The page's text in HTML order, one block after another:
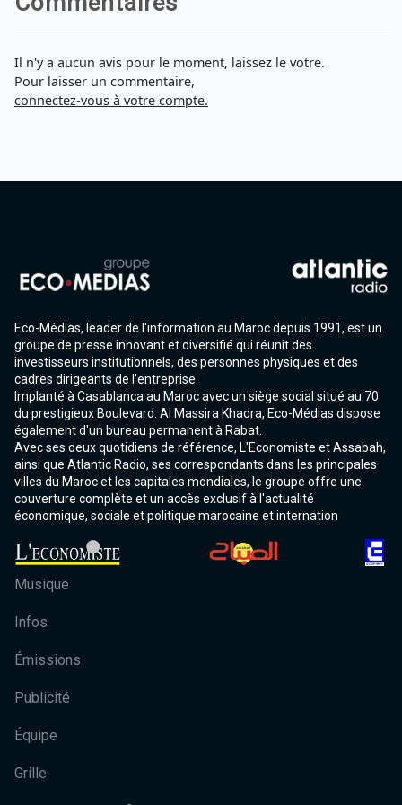
Il n'y a aucun avis pour le moment, laissez le votre.
Pour laisser un commentaire,
connectez-vous à votre compte.
Eco-Médias, leader de l'information au Maroc depuis 1991, est un
groupe de presse innovant et diversifié qui réunit des
investisseurs institutionnels, des personnes physiques et des
cadres dirigeants de l'entreprise.
Implanté à Casablanca au Maroc avec un siège social situé au 70
du prestigieux Boulevard. Al Massira Khadra, Eco-Médias dispose
également d'un bureau permanent à Rabat.
Avec ses deux quotidiens de référence, L'Economiste et Assabah,
ainsi que Atlantic Radio, ses correspondants dans les principales
villes du Maroc et les capitales mondiales, le groupe offre une
couverture complète et un accès exclusif à l'actualité
économique, sociale et politique marocaine et internation
Musique
Infos
Émissions
Publicité
Équipe
Grille